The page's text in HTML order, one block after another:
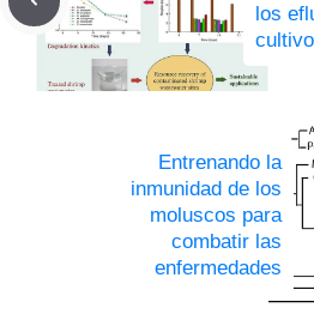
los
Entrenando la
inmunidad de los
moluscos para
combatir las
enfermedades